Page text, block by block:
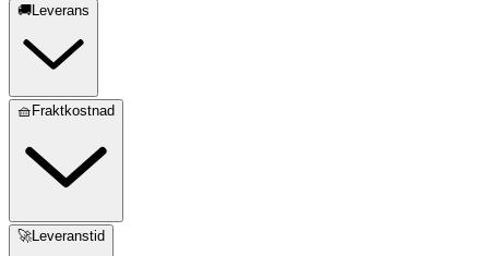
🚚Leverans
🧺Fraktkostnad
🚀Leveranstid